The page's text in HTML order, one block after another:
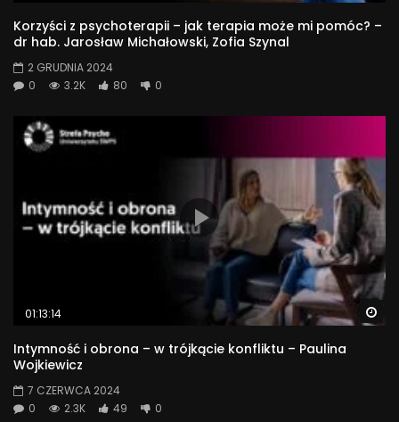
Korzyści z psychoterapii – jak terapia może mi pomóc? –
dr hab. Jarosław Michałowski, Zofia Szynal
2 GRUDNIA 2024
0
3.2K 80 0
01:13:14
Intymność i obrona – w trójkącie konfliktu – Paulina
Wojkiewicz
7 CZERWCA 2024
0
2.3K 49 0